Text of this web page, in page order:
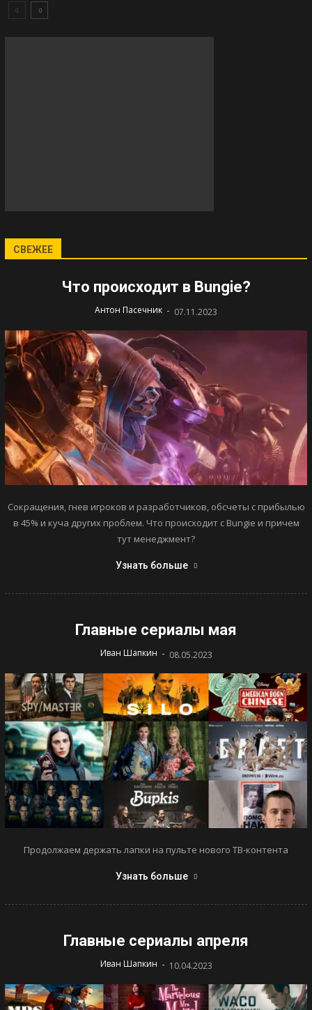
СВЕЖЕЕ
Что происходит в Bungie?
Антон Пасечник - 07.11.2023
Сокращения, гнев игроков и разработчиков, обсчеты с прибылью
в 45% и куча других проблем. Что происходит с Bungie и причем
тут менеджмент?
Узнать больше
Главные сериалы мая
Иван Шапкин - 08.05.2023
Продолжаем держать лапки на пульте нового ТВ-контента
Узнать больше
Главные сериалы апреля
Иван Шапкин - 10.04.2023